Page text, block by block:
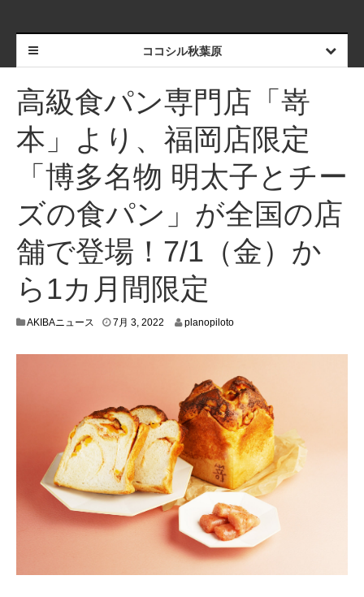
ココシル秋葉原
高級食パン専門店「嵜
本」より、福岡店限定
「博多名物 明太⼦とチー
ズの⾷パン」が全国の店
舗で登場！7/1（金）か
ら1カ月間限定
AKIBAニュース 7月 3, 2022
2
2
planopiloto